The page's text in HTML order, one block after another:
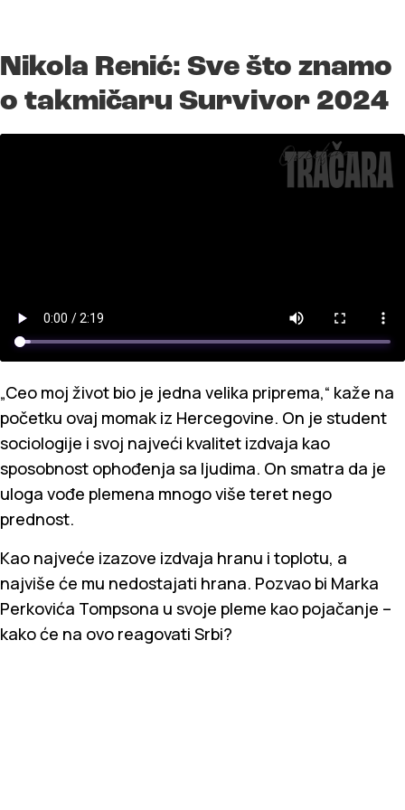
Nikola Renić: Sve što znamo
o takmičaru Survivor 2024
„Ceo moj život bio je jedna velika priprema,“ kaže na
početku ovaj momak iz Hercegovine. On je student
sociologije i svoj najveći kvalitet izdvaja kao
sposobnost ophođenja sa ljudima. On smatra da je
uloga vođe plemena mnogo više teret nego
prednost.
Kao najveće izazove izdvaja hranu i toplotu, a
najviše će mu nedostajati hrana. Pozvao bi Marka
Perkovića Tompsona u svoje pleme kao pojačanje –
kako će na ovo reagovati Srbi?